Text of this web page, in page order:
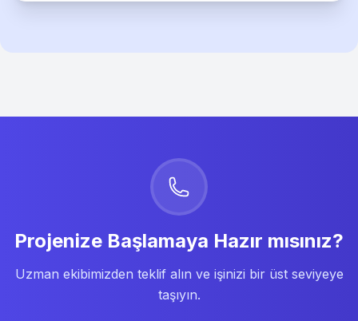
Projenize Başlamaya Hazır mısınız?
Uzman ekibimizden teklif alın ve işinizi bir üst seviyeye
taşıyın.